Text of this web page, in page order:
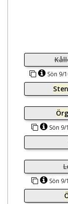
Sön 9/
Sön
Sön